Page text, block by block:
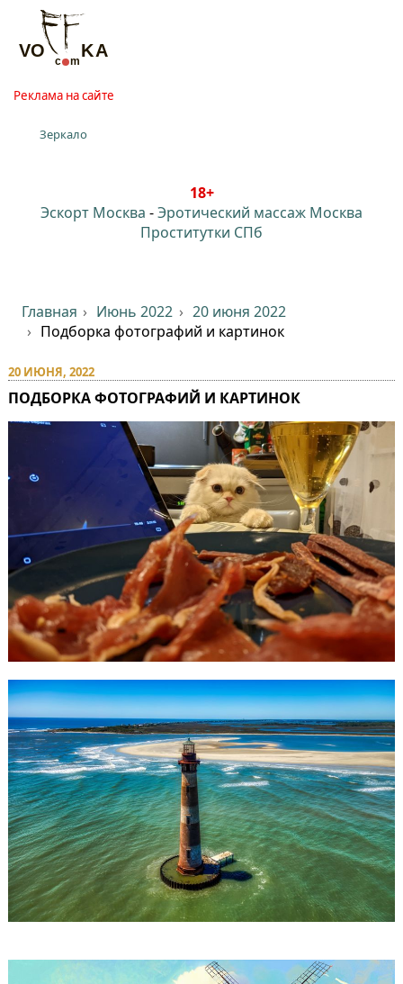
Реклама на сайте
Зеркало
18+
Эскорт Москва -Эротический массаж Москва
Проститутки СПб
Главная Июнь 2022
20 июня 2022
Подборка фотографий и картинок
20 ИЮНЯ, 2022
ПОДБОРКА ФОТОГРАФИЙ И КАРТИНОК